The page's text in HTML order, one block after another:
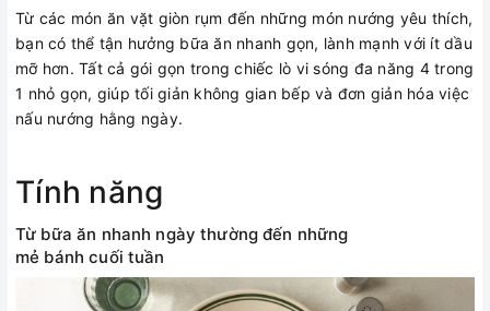
Từ các món ăn vặt giòn rụm đến những món nướng yêu thích,
bạn có thể tận hưởng bữa ăn nhanh gọn, lành mạnh với ít dầu
mỡ hơn. Tất cả gói gọn trong chiếc lò vi sóng đa năng 4 trong
1 nhỏ gọn, giúp tối giản không gian bếp và đơn giản hóa việc
nấu nướng hằng ngày.
Tính năng
Từ bữa ăn nhanh ngày thường đến những
mẻ bánh cuối tuần